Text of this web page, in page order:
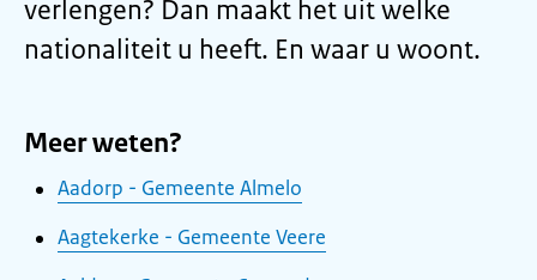
verlengen? Dan maakt het uit welke
nationaliteit u heeft. En waar u woont.
Meer weten?
Aadorp - Gemeente Almelo
Aagtekerke - Gemeente Veere